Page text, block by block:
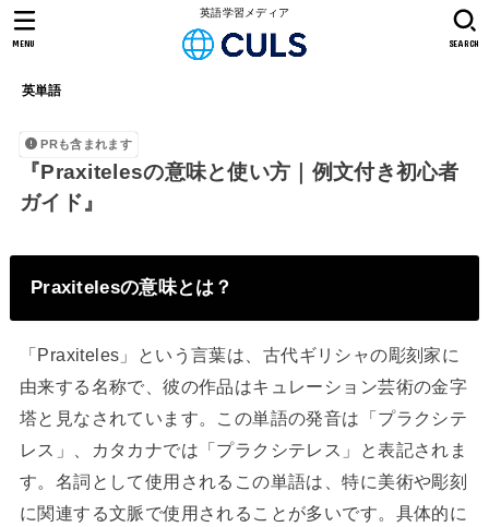
英語学習メディア
英単語
SEARCH
MENU
PRも含まれます
『Praxitelesの意味と使い方｜例文付き初心者
ガイド』
Praxitelesの意味とは？
「Praxiteles」という言葉は、古代ギリシャの彫刻家に
由来する名称で、彼の作品はキュレーション芸術の金字
塔と見なされています。この単語の発音は「プラクシテ
レス」、カタカナでは「プラクシテレス」と表記されま
す。名詞として使用されるこの単語は、特に美術や彫刻
に関連する文脈で使用されることが多いです。具体的に